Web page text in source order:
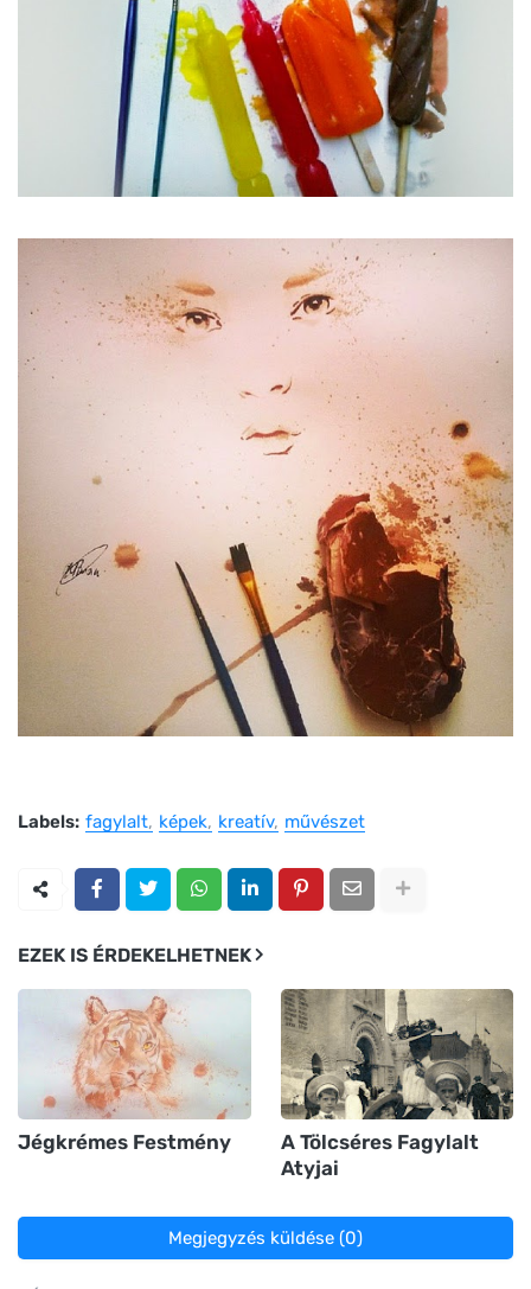
Labels: fagylalt képek kreatív művészet
EZEK IS ÉRDEKELHETNEK
Jégkrémes Festmény
A Tölcséres Fagylalt
Atyjai
Megjegyzés küldése (0)